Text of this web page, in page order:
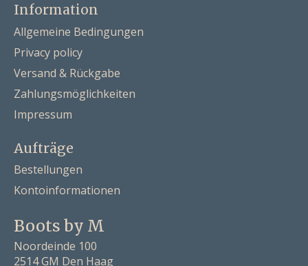
Information
Allgemeine Bedingungen
Privacy policy
Versand & Rückgabe
Zahlungsmöglichkeiten
Impressum
Aufträge
Bestellungen
Kontoinformationen
Boots by M
Noordeinde 100
2514 GM Den Haag